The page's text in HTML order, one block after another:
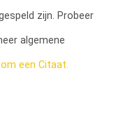
zijn. Probeer
algemene
een Citaat.